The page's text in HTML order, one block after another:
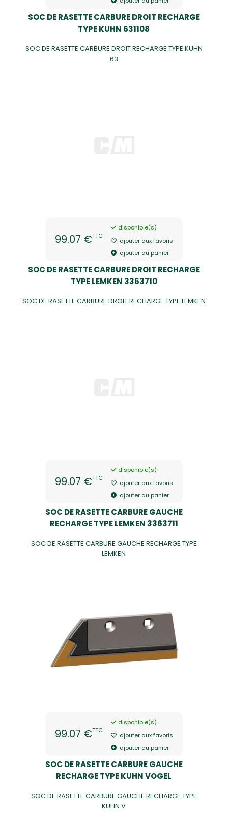
SOC DE RASETTE CARBURE DROIT RECHARGE
TYPE KUHN 631108
SOC DE RASETTE CARBURE DROIT RECHARGE TYPE KUHN
63
99.07 €TTC
disponible(s)
ajouter aux favoris
ajouter au panier
SOC DE RASETTE CARBURE DROIT RECHARGE
TYPE LEMKEN 3363710
SOC DE RASETTE CARBURE DROIT RECHARGE TYPE LEMKEN
99.07 €TTC
disponible(s)
ajouter aux favoris
ajouter au panier
SOC DE RASETTE CARBURE GAUCHE
RECHARGE TYPE LEMKEN 3363711
SOC DE RASETTE CARBURE GAUCHE RECHARGE TYPE
LEMKEN
99.07 €TTC
disponible(s)
ajouter aux favoris
ajouter au panier
SOC DE RASETTE CARBURE GAUCHE
RECHARGE TYPE KUHN VOGEL
SOC DE RASETTE CARBURE GAUCHE RECHARGE TYPE
KUHN V